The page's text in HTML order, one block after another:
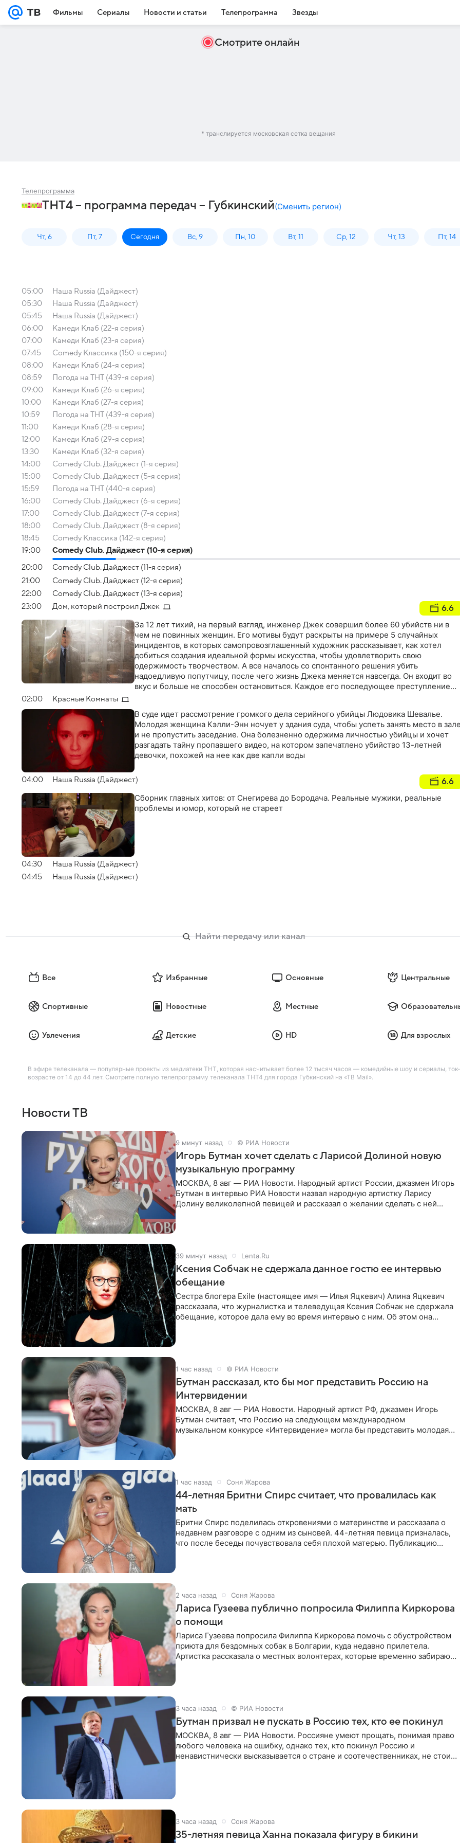
Фильмы Сериалы Новости и статьи Телепрограмма Звезды
Смотрите онлайн
* транслируется московская сетка вещания
Телепрограмма
ТНТ4 – программа передач – Губкинский(Сменить регион)
Чт, 6 Пт, 7 Сегодня Вс, 9 Пн, 10 Вт, 11 Ср, 12 Чт, 13 Пт, 14
05:00
Наша Russia (Дайджест)
05:30
Наша Russia (Дайджест)
05:45
Наша Russia (Дайджест)
06:00
Камеди Клаб (22-я серия)
07:00
Камеди Клаб (23-я серия)
07:45
Comedy Классика (150-я серия)
08:00
Камеди Клаб (24-я серия)
08:59
Погода на ТНТ (439-я серия)
09:00
Камеди Клаб (26-я серия)
10:00
Камеди Клаб (27-я серия)
10:59
Погода на ТНТ (439-я серия)
11:00
Камеди Клаб (28-я серия)
12:00
Камеди Клаб (29-я серия)
13:30
Камеди Клаб (32-я серия)
14:00
Comedy Club. Дайджест (1-я серия)
15:00
Comedy Club. Дайджест (5-я серия)
15:59
Погода на ТНТ (440-я серия)
16:00
Comedy Club. Дайджест (6-я серия)
17:00
Comedy Club. Дайджест (7-я серия)
18:00
Comedy Club. Дайджест (8-я серия)
18:45
Comedy Классика (142-я серия)
19:00
Comedy Club. Дайджест (10-я серия)
20:00
Comedy Club. Дайджест (11-я серия)
21:00
Comedy Club. Дайджест (12-я серия)
22:00
Comedy Club. Дайджест (13-я серия)
23:00
Дом, который построил Джек 6.6
За 12 лет тихий, на первый взгляд, инженер Джек совершил более 60 убийств ни в
чем не повинных женщин. Его мотивы будут раскрыты на примере 5 случайных
инцидентов, в которых самопровозглашенный художник рассказывает, как хотел
добиться создания идеальной формы искусства, чтобы удовлетворить свою
одержимость творчеством. А все началось со спонтанного решения убить
надоедливую попутчицу, после чего жизнь Джека меняется навсегда. Он входит во
вкус и больше не способен остановиться. Каждое его последующее преступление
подойдет к своему логическому концу
02:00 Красные Комнаты
В суде идет рассмотрение громкого дела серийного убийцы Людовика Шевалье.
Молодая женщина Кэлли-Энн ночует у здания суда, чтобы успеть занять место в
и не пропустить заседание. Она болезненно одержима личностью убийцы и хочет
разгадать тайну пропавшего видео, на котором запечатлено убийство 13-летней
девочки, похожей на нее как две капли воды
04:00 Наша Russia (Дайджест) 6.6
Сборник главных хитов: от Снегирева до Бородача. Реальные мужики, реальные
проблемы и юмор, который не стареет
04:30
Наша Russia (Дайджест)
04:45
Наша Russia (Дайджест)
Все Избранные Основные Центральные
Спортивные Новостные Местные
Увлечения Детские HD Для взрослых
В эфире телеканала — популярные проекты из медиатеки ТНТ, которая насчитывает более 12 тысяч часов — комедийные шоу и сериалы,
возрасте от 14 до 44 лет. Смотрите полную телепрограмму телеканала ТНТ4 для города Губкинский на «ТВ Mail».
Новости ТВ
9 минут назад © РИА Новости
Игорь Бутман хочет сделать с Ларисой Долиной новую
музыкальную программу
МОСКВА, 8 авг — РИА Новости. Народный артист России, джазмен Игорь
Бутман в интервью РИА Новости назвал народную артистку Ларису
Долину великолепной певицей и рассказал о желании сделать с ней
39 минут назад Lenta.Ru
Ксения Собчак не сдержала данное гостю ее интервью
обещание
Сестра блогера Exile (настоящее имя — Илья Яцкевич) Алина Яцкевич
рассказала, что журналистка и телеведущая Ксения Собчак не сдержала
обещание, которое дала ему во время интервью с ним. Об этом она
1 час назад © РИА Новости
Бутман рассказал, кто бы мог представить Россию на
Интервидении
МОСКВА, 8 авг — РИА Новости. Народный артист РФ, джазмен Игорь
Бутман считает, что Россию на следующем международном
музыкальном конкурсе «Интервидение» могла бы представить молодая
1 час назад Соня Жарова
44-летняя Бритни Спирс считает, что провалилась как
мать
Бритни Спирс поделилась откровениями о материнстве и рассказала о
недавнем разговоре с одним из сыновей. 44-летняя певица призналась,
что после беседы почувствовала себя плохой матерью. Публикацию
2 часа назад Соня Жарова
Лариса Гузеева публично попросила Филиппа Киркорова
о помощи
Лариса Гузеева попросила Филиппа Киркорова помочь с обустройством
приюта для бездомных собак в Болгарии, куда недавно прилетела.
Артистка рассказала о местных волонтерах, которые временно забирают
3 часа назад © РИА Новости
Бутман призвал не пускать в Россию тех, кто ее покинул
МОСКВА, 8 авг — РИА Новости. Россияне умеют прощать, понимая право
любого человека на ошибку, однако тех, кто покинул Россию и
ненавистнически высказывается о стране и соотечественниках, не стоит
3 часа назад Соня Жарова
35-летняя певица Ханна показала фигуру в бикини